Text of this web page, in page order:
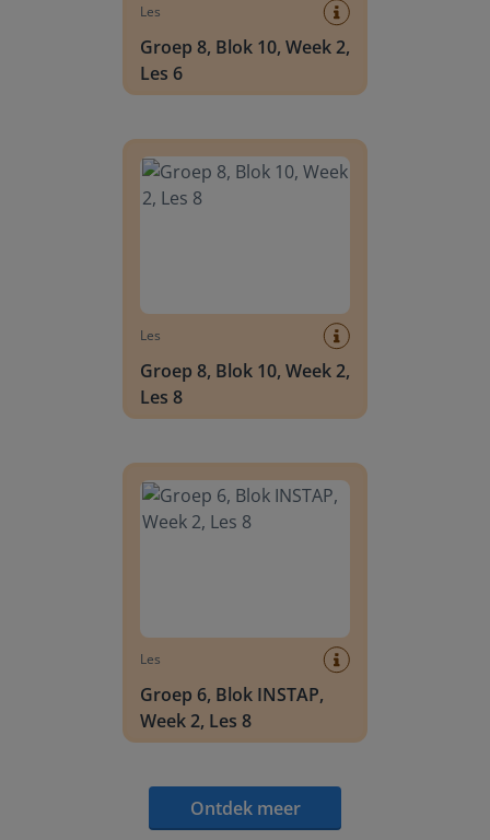
Les
Groep 8, Blok 10, Week 2,
Les 6
Les
Groep 8, Blok 10, Week 2,
Les 8
Les
Groep 6, Blok INSTAP,
Week 2, Les 8
Ontdek meer